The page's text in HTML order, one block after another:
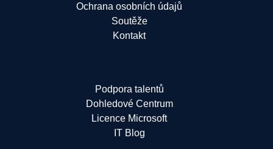
Ochrana osobních údajů
Soutěže
Kontakt
Podpora talentů
Dohledové Centrum
Licence Microsoft
IT Blog